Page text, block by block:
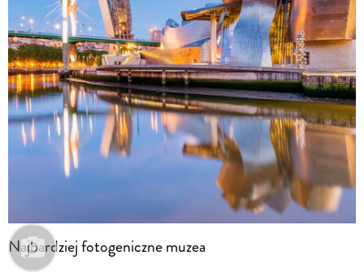
Najbardziej fotogeniczne muzea